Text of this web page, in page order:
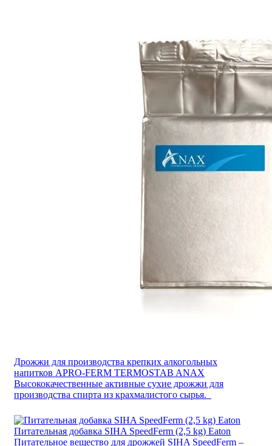
Дрожжи для производства крепких алкогольных
напитков APRO-FERM TERMOSTAB ANAX
Высококачественные активные сухие дрожжи для
производства спирта из крахмалистого сырья.
Питательная добавка SIHA SpeedFerm (2,5 kg) Eaton
Питательное вещество для дрожжей SIHA SpeedFerm –